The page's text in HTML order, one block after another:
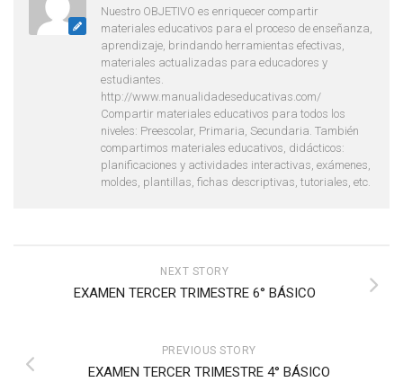
Nuestro OBJETIVO es enriquecer compartir
materiales educativos para el proceso de enseñanza,
aprendizaje, brindando herramientas efectivas,
materiales actualizadas para educadores y
estudiantes.
http://www.manualidadeseducativas.com/
Compartir materiales educativos para todos los
niveles: Preescolar, Primaria, Secundaria. También
compartimos materiales educativos, didácticos:
planificaciones y actividades interactivas, exámenes,
moldes, plantillas, fichas descriptivas, tutoriales, etc.
NEXT STORY
EXAMEN TERCER TRIMESTRE 6° BÁSICO
PREVIOUS STORY
EXAMEN TERCER TRIMESTRE 4° BÁSICO